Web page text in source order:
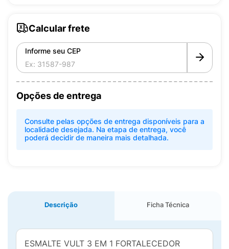
Calcular frete
Informe seu CEP
Opções de entrega
Consulte pelas opções de entrega disponíveis para a
localidade desejada. Na etapa de entrega, você
poderá decidir de maneira mais detalhada.
Descrição Ficha Técnica
ESMALTE VULT 3 EM 1 FORTALECEDOR